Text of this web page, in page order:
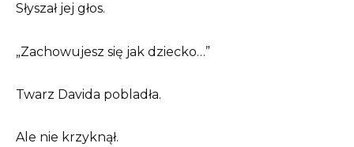
Słyszał jej głos.
„Zachowujesz się jak dziecko…”
Twarz Davida pobladła.
Ale nie krzyknął.